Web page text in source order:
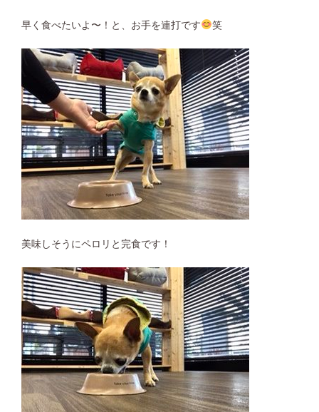
早く食べたいよ〜！と、お手を連打です 笑
美味しそうにペロリと完食です！